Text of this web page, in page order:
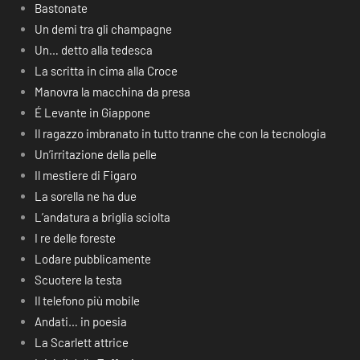
Bastonate
Un demi tra gli champagne
Un… detto alla tedesca
La scritta in cima alla Croce
Manovra la macchina da presa
É Levante in Giappone
Il ragazzo imbranato in tutto tranne che con la tecnologia
Un’irritazione della pelle
Il mestiere di Figaro
La sorella ne ha due
L’andatura a briglia sciolta
I re delle foreste
Lodare pubblicamente
Scuotere la testa
Il telefono più mobile
Andati… in poesia
La Scarlett attrice